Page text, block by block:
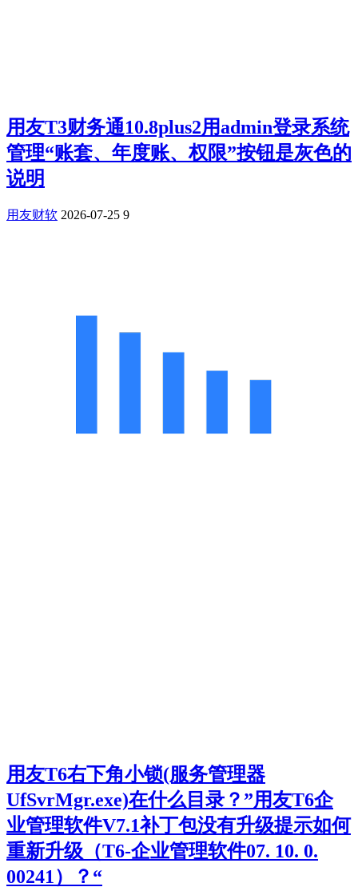
用友T3财务通10.8plus2用admin登录系统
管理“账套、年度账、权限”按钮是灰色的
说明
用友财软 2026-07-25 9
用友T6右下角小锁(服务管理器
UfSvrMgr.exe)在什么目录？”用友T6企
业管理软件V7.1补丁包没有升级提示如何
重新升级（T6-企业管理软件07. 10. 0.
00241）？“